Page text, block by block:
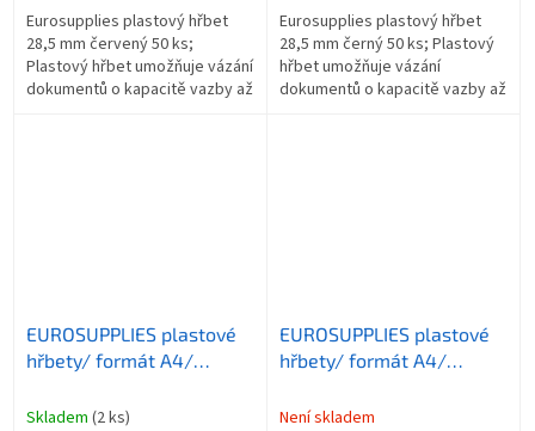
Eurosupplies plastový hřbet
28,5 mm červený 50 ks;
Plastový hřbet umožňuje vázání
dokumentů o kapacitě vazby až
Eurosupplies plastový hřbet
28,5 mm černý 50 ks; Plastový
hřbet umožňuje vázání
dokumentů o kapacitě vazby až
EUROSUPPLIES plastové
hřbety/ formát A4/
Skladem (2 ks)
EUROSUPPLIES plastové
hřbety/ formát A4/
Není skladem